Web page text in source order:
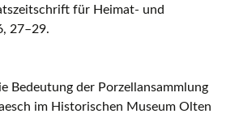
für Heimat- und
27–29.
Bedeutung der Porzellansammlung
im Historischen Museum Olten